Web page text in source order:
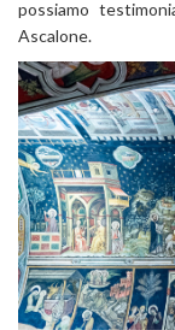
possiamo
Ascalone.